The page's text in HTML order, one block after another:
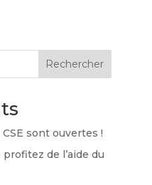
Rechercher
sont ouvertes !
de l’aide du